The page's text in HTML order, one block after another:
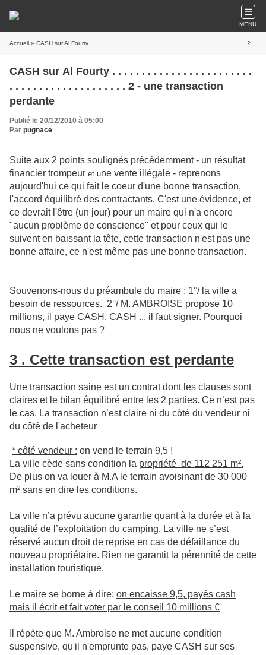
MENU
Accueil » CASH sur Al Fourty . . . . . . . . . . . . . . . . . . . . . . . . . . . . . . . . . . . . . . . . . . . . 2 - une transaction perdante
CASH sur Al Fourty . . . . . . . . . . . . . . . . . . . . . . . .
. . . . . . . . . . . . . . . . . . . . 2 - une transaction
perdante
Publié le 20/12/2010 à 05:00
Par pugnace
Suite aux 2 points soulignés précédemment - un résultat
financier trompeur et une vente illégale - reprenons
aujourd'hui ce qui fait le coeur d'une bonne transaction,
l'accord équilibré des contractants. C'est une évidence, et
ce devrait l'être (un jour) pour un maire qui n'a encore
"aucun problème de conscience" et pour ceux qui le
suivent en baissant la tête, cette transaction n'est pas une
bonne affaire, ce n'est même pas une bonne transaction.
Souvenons-nous du préambule du maire : 1°/ la ville a
besoin de ressources. 2°/ M. AMBROISE propose 10
millions, il paye CASH, CASH ... il faut signer. Pourquoi
nous ne voulons pas ?
3 . Cette transaction est perdante
Une transaction saine est un contrat dont les clauses sont
claires et le bilan équilibré entre les 2 parties. Ce n’est pas
le cas. La transaction n’est claire ni du côté du vendeur ni
du côté de l'acheteur
* côté vendeur : on vend le terrain 9,5 !
La ville cède sans condition la propriété de 112 251 m².
De plus on va louer à M.A le terrain avoisinant de 30 000
m² sans en dire les conditions.
La ville n’a prévu aucune garantie quant à la durée et à la
qualité de l’exploitation du camping. La ville ne s’est
réservé aucun droit de reprise en cas de défaillance du
nouveau propriétaire. Rien ne garantit la pérennité de cette
installation touristique.
Le maire se borne à dire: on encaisse 9,5, payés cash
mais il écrit et fait voter par le conseil 10 millions €
Il répète que M. Ambroise ne met aucune condition
suspensive, qu'il n'emprunte pas, paye CASH sur ses